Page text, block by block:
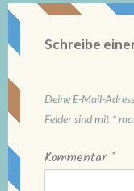
Schreibe
Deine E-Mail-
Felder sind mit *
Kommentar *